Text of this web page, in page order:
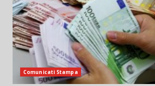
Comunicati Stampa